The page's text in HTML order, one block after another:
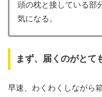
頭の枕と接している部
気になる。
まず、届くのがとて
早速、わくわくしながら